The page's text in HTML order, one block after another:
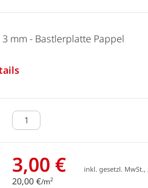
3 mm - Bastlerplatte Pappel
3,00 €
20,00 €/m2
inkl. gesetzl.